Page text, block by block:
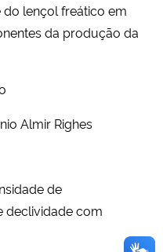
lençol freático em
da produção da
Almir Righes
de
declividade com